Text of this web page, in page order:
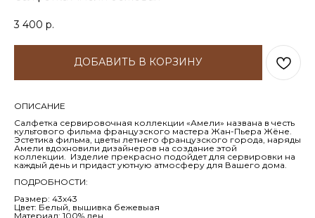
3 400 р.
ДОБАВИТЬ В КОРЗИНУ
ОПИСАНИЕ
Салфетка сервировочная коллекции «Амели» названа в честь
культового фильма французского мастера Жан-Пьера Жёне.
Эстетика фильма, цветы летнего французского города, наряды
Амели вдохновили дизайнеров на создание этой
коллекции. Изделие прекрасно подойдет для сервировки на
каждый день и придаст уютную атмосферу для Вашего дома.
ПОДРОБНОСТИ:
Размер: 43х43
Цвет: Белый, вышивка бежевыая
Материал: 100% лен